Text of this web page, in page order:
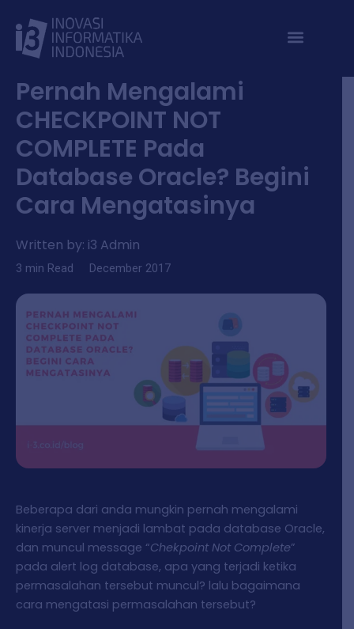
content
Article
Pernah Mengalami
CHECKPOINT NOT
COMPLETE Pada
Database Oracle? Begini
Cara Mengatasinya
Written by: i3 Admin
3 min Read December 2017
Beberapa dari anda mungkin pernah mengalami
kinerja server menjadi lambat pada database Oracle,
dan muncul message “Chekpoint Not Complete”
pada alert log database, apa yang terjadi ketika
permasalahan tersebut muncul? lalu bagaimana
cara mengatasi permasalahan tersebut?